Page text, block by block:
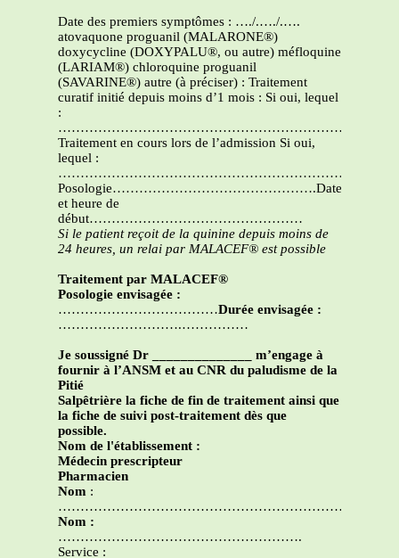
Date des premiers symptômes : …./.…./.….
atovaquone proguanil (MALARONE®)
doxycycline (DOXYPALU®, ou autre) méfloquine
(LARIAM®) chloroquine proguanil
(SAVARINE®) autre (à préciser) : Traitement
curatif initié depuis moins d’1 mois : Si oui, lequel
:
Traitement en cours lors de l’admission Si oui,
lequel :
Posologie……………………………………….Date
et heure de
début…………………………………………
Si le patient reçoit de la quinine depuis moins de
24 heures, un relai par MALACEF® est possible
Traitement par MALACEF®
Posologie envisagée :
………………………………Durée envisagée :
……………………….……………
Je soussigné Dr ______________ m’engage à
fournir à l’ANSM et au CNR du paludisme de la
Pitié
Salpêtrière la fiche de fin de traitement ainsi que
la fiche de suivi post-traitement dès que
possible.
Nom de l'établissement :
Médecin prescripteur
Pharmacien
Nom :
…………………………………………………………
Nom :
……………………………………………….
Service :